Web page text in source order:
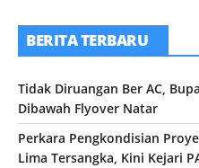
BERITA TERBARU
Tidak Diruangan Ber AC,
Dibawah Flyover Natar
Perkara Pengkondisian
Lima Tersangka, Kini Kejari